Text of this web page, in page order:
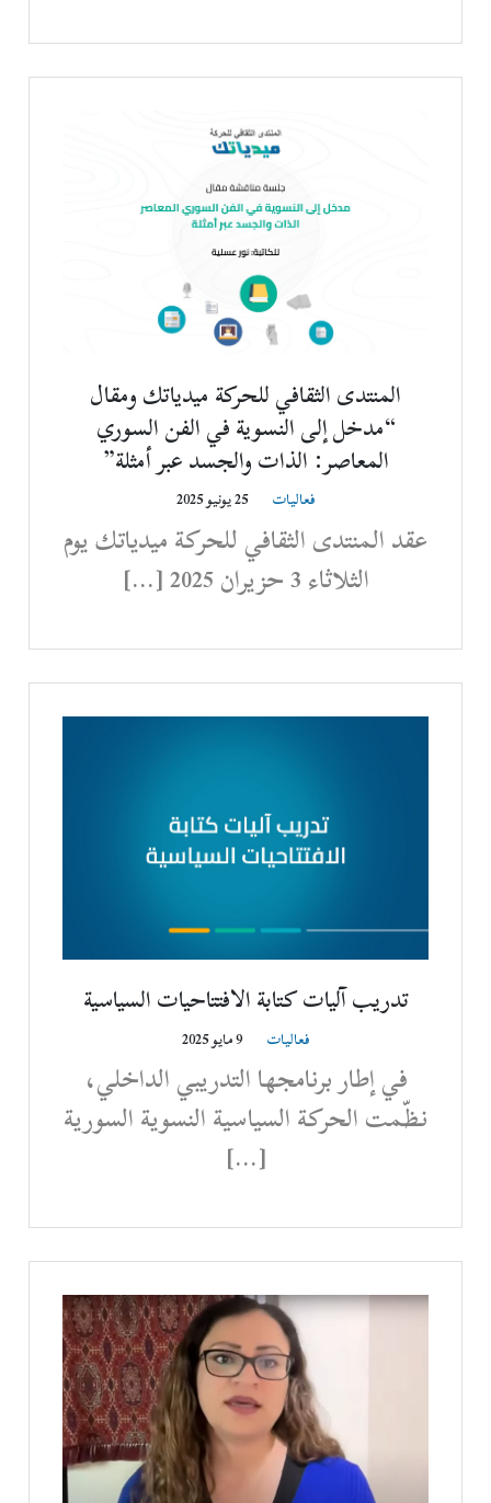
المنتدى الثقافي للحركة ميدياتك ومقال
“مدخل إلى النسوية في الفن السوري
المعاصر: الذات والجسد عبر أمثلة”
فعاليات 25 يونيو 2025
عقد المنتدى الثقافي للحركة ميدياتك يوم
الثلاثاء 3 حزيران 2025 […]
تدريب آليات كتابة الافتتاحيات السياسية
فعاليات
في إطار برنامجها التدريبي الداخلي،
نظّمت الحركة السياسية النسوية السورية
[…]